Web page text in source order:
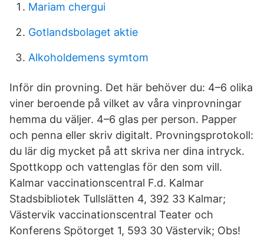
Mariam chergui
Gotlandsbolaget aktie
Alkoholdemens symtom
Inför din provning. Det här behöver du: 4–6 olika
viner beroende på vilket av våra vinprovningar
hemma du väljer. 4–6 glas per person. Papper
och penna eller skriv digitalt. Provningsprotokoll:
du lär dig mycket på att skriva ner dina intryck.
Spottkopp och vattenglas för den som vill.
Kalmar vaccinationscentral F.d. Kalmar
Stadsbibliotek Tullslätten 4, 392 33 Kalmar;
Västervik vaccinationscentral Teater och
Konferens Spötorget 1, 593 30 Västervik; Obs!